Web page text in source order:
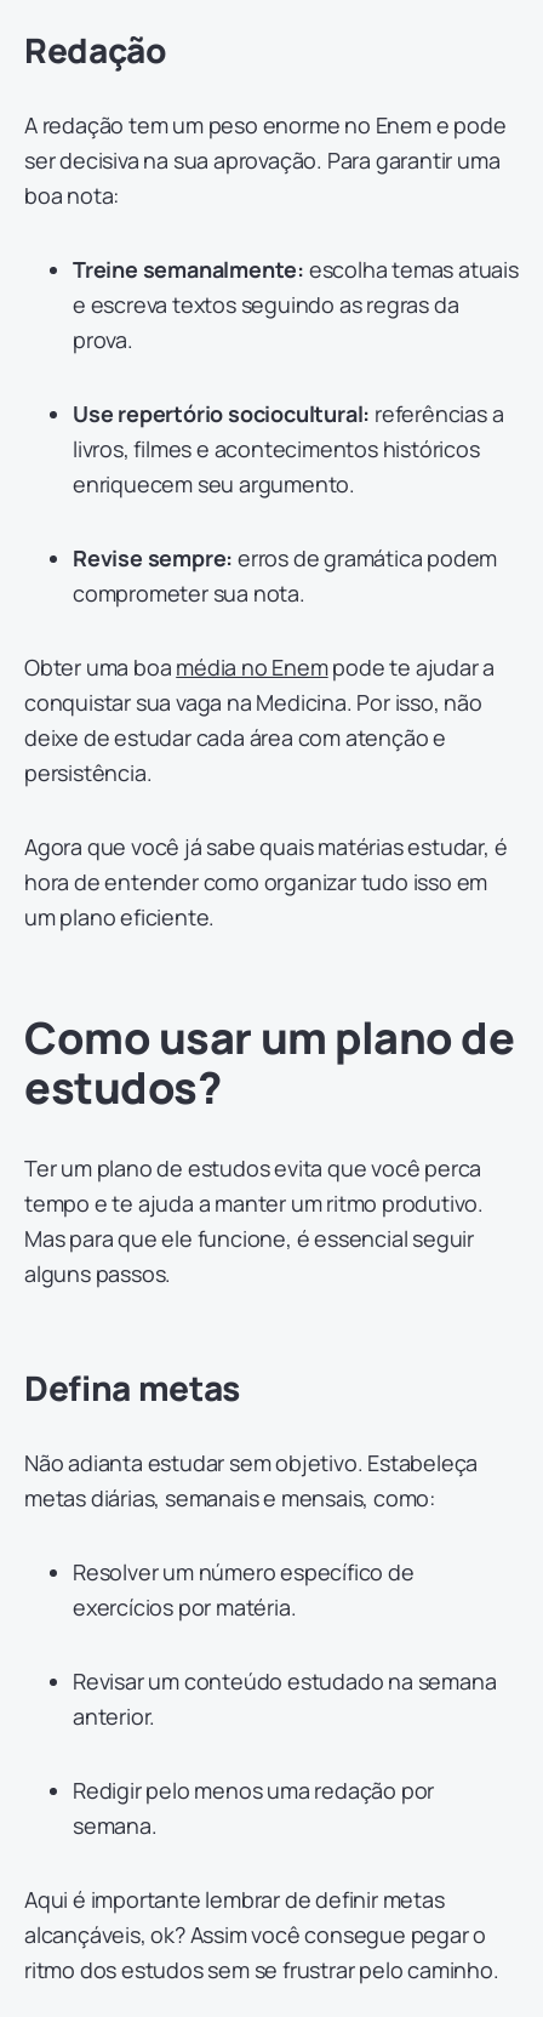
Redação
A redação tem um peso enorme no Enem e pode
ser decisiva na sua aprovação. Para garantir uma
boa nota:
Treine semanalmente: escolha temas atuais
e escreva textos seguindo as regras da
prova.
Use repertório sociocultural: referências a
livros, filmes e acontecimentos históricos
enriquecem seu argumento.
Revise sempre: erros de gramática podem
comprometer sua nota.
Obter uma boa média no Enempode te ajudar a
conquistar sua vaga na Medicina. Por isso, não
deixe de estudar cada área com atenção e
persistência.
Agora que você já sabe quais matérias estudar, é
hora de entender como organizar tudo isso em
um plano eficiente.
Como usar um plano de
estudos?
Ter um plano de estudos evita que você perca
tempo e te ajuda a manter um ritmo produtivo.
Mas para que ele funcione, é essencial seguir
alguns passos.
Defina metas
Não adianta estudar sem objetivo. Estabeleça
metas diárias, semanais e mensais, como:
Resolver um número específico de
exercícios por matéria.
Revisar um conteúdo estudado na semana
anterior.
Redigir pelo menos uma redação por
semana.
Aqui é importante lembrar de definir metas
alcançáveis, ok? Assim você consegue pegar o
ritmo dos estudos sem se frustrar pelo caminho.